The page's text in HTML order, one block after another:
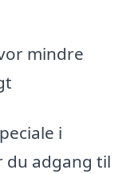
mindre
i
adgang til